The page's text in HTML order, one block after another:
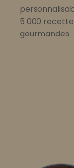
5 000
gourmandes